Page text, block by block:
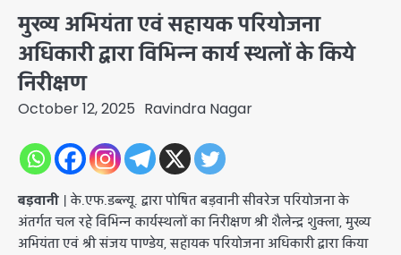
मुख्य अभियंता एवं सहायक परियोजना
अधिकारी द्वारा विभिन्न कार्य स्थलों के किये
निरीक्षण
October 12, 2025 Ravindra Nagar
बड़वानी |के.एफ.डब्ल्यू. द्वारा पोषित बड़वानी सीवरेज परियोजना के
अंतर्गत चल रहे विभिन्न कार्यस्थलों का निरीक्षण श्री शैलेन्द्र शुक्ला, मुख्य
अभियंता एवं श्री संजय पाण्डेय, सहायक परियोजना अधिकारी द्वारा किया